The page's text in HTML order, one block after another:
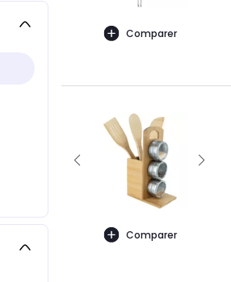
Comparer
Comparer